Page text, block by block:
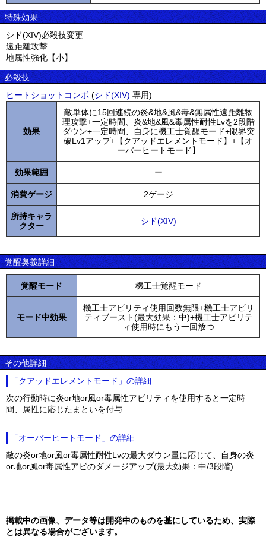
特殊効果
シド(XIV)必殺技変更
遠距離攻撃
地属性強化【小】
必殺技
ヒートショットコンボ (シド(XIV) 専用)
効果
敵単体に15回連続の炎&地&風&毒&無属性遠距離物
理攻撃+一定時間、炎&地&風&毒属性耐性Lvを2段階
ダウン+一定時間、自身に機工士覚醒モード+限界突
破Lv1アップ+【クアッドエレメントモード】+【オ
ーバーヒートモード】
効果範囲 ー
消費ゲージ 2ゲージ
所持キャラ
クター
シド(XIV)
覚醒奥義詳細
覚醒モード 機工士覚醒モード
モード中効果
機工士アビリティ使用回数無限+機工士アビリ
ティブースト(最大効果：中)+機工士アビリテ
ィ使用時にもう一回放つ
その他詳細
「クアッドエレメントモード」の詳細
次の行動時に炎or地or風or毒属性アビリティを使用すると一定時
間、属性に応じたまといを付与
「オーバーヒートモード」の詳細
敵の炎or地or風or毒属性耐性Lvの最大ダウン量に応じて、自身の炎
or地or風or毒属性アビのダメージアップ(最大効果：中/3段階)
掲載中の画像、データ等は開発中のものを基にしているため、実際
とは異なる場合がございます。